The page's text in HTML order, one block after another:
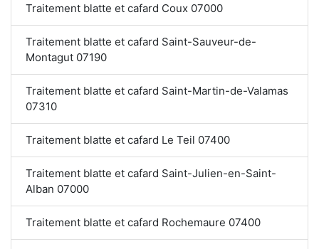
Traitement blatte et cafard Coux 07000
Traitement blatte et cafard Saint-Sauveur-de-
Montagut 07190
Traitement blatte et cafard Saint-Martin-de-Valamas
07310
Traitement blatte et cafard Le Teil 07400
Traitement blatte et cafard Saint-Julien-en-Saint-
Alban 07000
Traitement blatte et cafard Rochemaure 07400